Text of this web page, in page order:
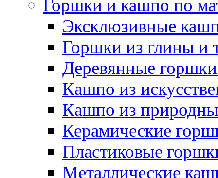
Горшки и кашпо по
Эксклюзивные
Горшки из глины и
Деревянные
Кашпо из
Кашпо из
Керамические
Пластиковые
Металлические